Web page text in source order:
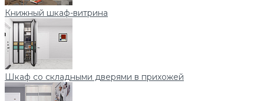
Книжный шкаф-витрина
Шкаф со складными дверями в прихожей